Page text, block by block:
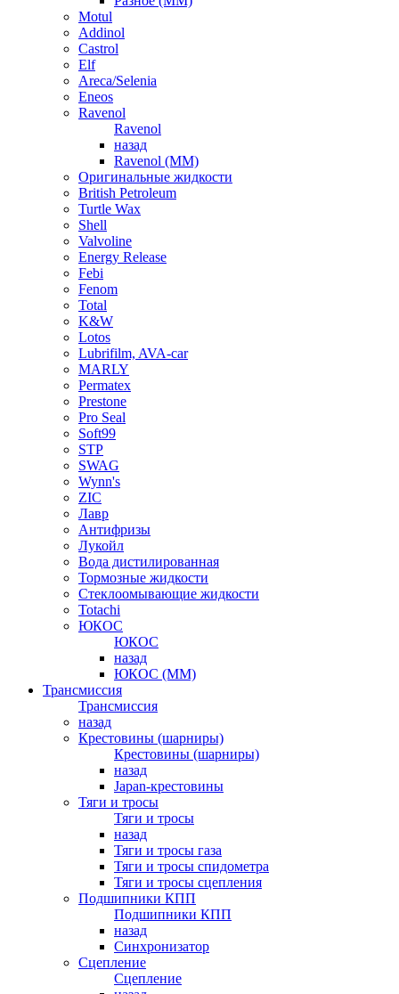
Motul
Addinol
Castrol
Elf
Areca/Selenia
Eneos
Ravenol
Ravenol
назад
Ravenol (ММ)
Оригинальные жидкости
British Petroleum
Turtle Wax
Shell
Valvoline
Energy Release
Febi
Fenom
Total
K&W
Lotos
Lubrifilm, AVA-car
MARLY
Permatex
Prestone
Pro Seal
Soft99
STP
SWAG
Wynn's
ZIC
Лавр
Антифризы
Лукойл
Вода дистилированная
Тормозные жидкости
Стеклоомывающие жидкости
Totachi
ЮКОС
ЮКОС
назад
ЮКОС (ММ)
Трансмиссия
Трансмиссия
назад
Крестовины (шарниры)
Крестовины (шарниры)
назад
Japan-крестовины
Тяги и тросы
Тяги и тросы
назад
Тяги и тросы газа
Тяги и тросы спидометра
Тяги и тросы сцепления
Подшипники КПП
Подшипники КПП
назад
Синхронизатор
Сцепление
Сцепление